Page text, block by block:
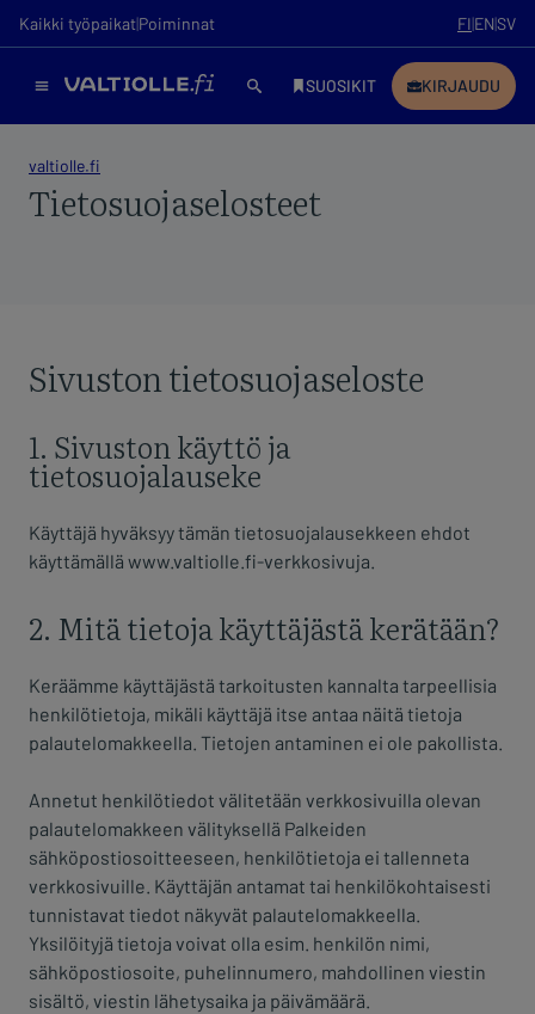
Tietosuojaselosteet
Sivuston tietosuojaseloste
1. Sivuston käyttö ja
tietosuojalauseke
Käyttäjä hyväksyy tämän tietosuojalausekkeen ehdot
käyttämällä www.valtiolle.fi-verkkosivuja.
2. Mitä tietoja käyttäjästä kerätään?
Keräämme käyttäjästä tarkoitusten kannalta tarpeellisia
henkilötietoja, mikäli käyttäjä itse antaa näitä tietoja
palautelomakkeella. Tietojen antaminen ei ole pakollista.
Annetut henkilötiedot välitetään verkkosivuilla olevan
palautelomakkeen välityksellä Palkeiden
sähköpostiosoitteeseen, henkilötietoja ei tallenneta
verkkosivuille. Käyttäjän antamat tai henkilökohtaisesti
tunnistavat tiedot näkyvät palautelomakkeella.
Yksilöityjä tietoja voivat olla esim. henkilön nimi,
sähköpostiosoite, puhelinnumero, mahdollinen viestin
sisältö, viestin lähetysaika ja päivämäärä.